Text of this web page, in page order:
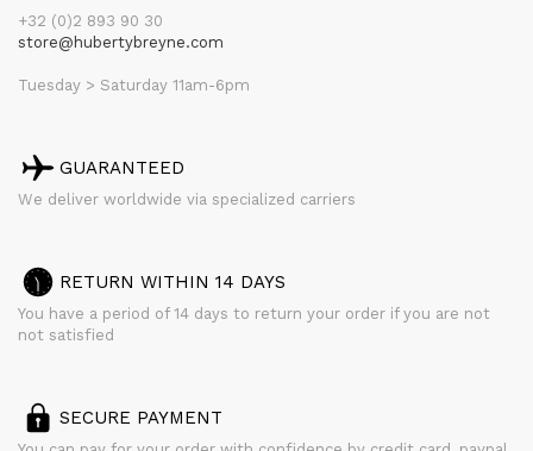
+32 (0)2 893 90 30
store@hubertybreyne.com
Tuesday > Saturday 11am-6pm
GUARANTEED
We deliver worldwide via specialized carriers
RETURN WITHIN 14 DAYS
You have a period of 14 days to return your order if you are not
not satisfied
SECURE PAYMENT